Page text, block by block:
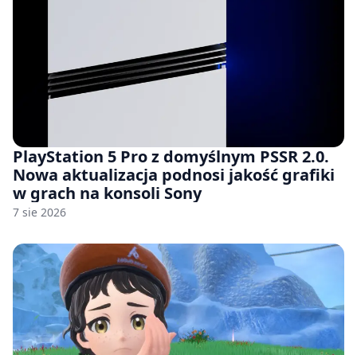
PlayStation 5 Pro z domyślnym PSSR 2.0.
Nowa aktualizacja podnosi jakość grafiki
w grach na konsoli Sony
7 sie 2026